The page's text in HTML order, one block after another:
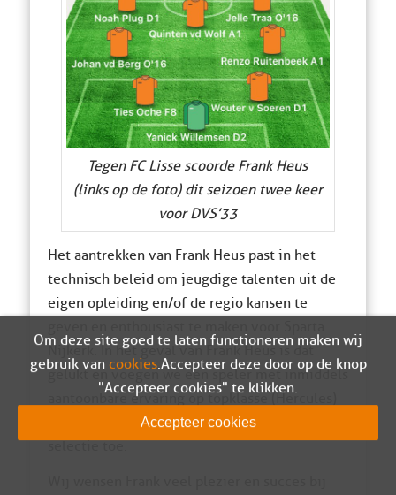
Tegen FC Lisse scoorde Frank Heus
(links op de foto) dit seizoen twee keer
voor DVS’33
Het aantrekken van Frank Heus past in het
technisch beleid om jeugdige talenten uit de
eigen opleiding en/of de regio kansen te
Nijkerk. In het geval van Frank Heus is dat
gelukt en voegen we een speler met inmiddels
aantoonbare ervaring op topklasse (Hercules)
en derde divisie niveau (DVS’33) aan onze A-
selectie toe.
Om deze site goed te laten functioneren maken wij
gebruik van cookies. Accepteer deze door op de knop
"Accepteer cookies" te klikken.
Accepteer cookies